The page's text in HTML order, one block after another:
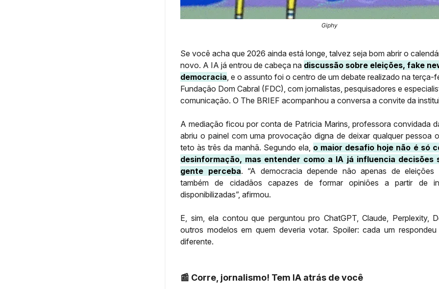
Giphy
Se você acha que 2026 ainda está longe, talvez seja bom abrir o
novo. A IA já entrou de cabeça na discussão sobre eleições, fake
democracia , e o assunto foi o centro de um debate realizado na terça-
Fundação Dom Cabral (FDC), com jornalistas, pesquisadores e
comunicação. O The BRIEF acompanhou a conversa a convite da
A mediação ficou por conta de Patricia Marins, professora convidada
abriu o painel com uma provocação digna de deixar qualquer pessoa
teto às três da manhã. Segundo ela, o maior desafio hoje não é só
desinformação, mas entender como a IA já influencia decisões
gente perceba. “A democracia depende não apenas de eleições
também de cidadãos capazes de formar opiniões a partir de
disponibilizadas”, afirmou.
E, sim, ela contou que perguntou pro ChatGPT, Claude, Perplexity,
outros modelos em quem deveria votar. Spoiler: cada um
diferente.
📰 Corre, jornalismo! Tem IA atrás de você